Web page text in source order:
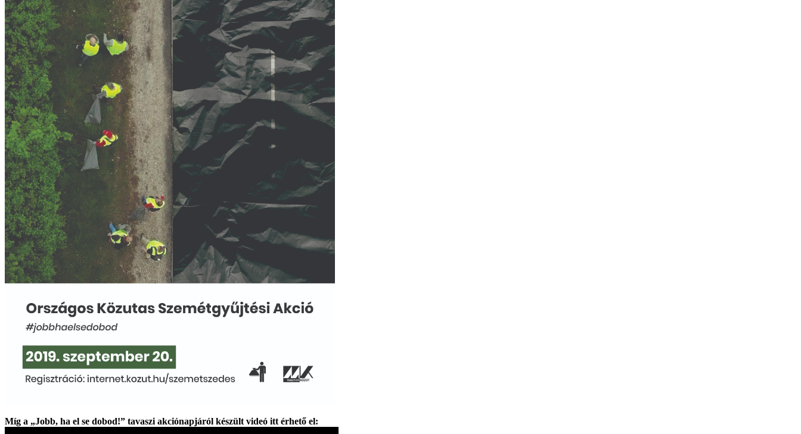
Míg a „Jobb, ha el se dobod!” tavaszi akciónapjáról készült videó itt érhető el: